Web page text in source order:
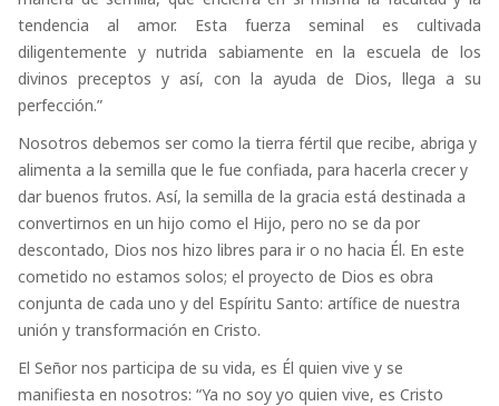
tendencia al amor. Esta fuerza seminal es cultivada
diligentemente y nutrida sabiamente en la escuela de los
divinos preceptos y así, con la ayuda de Dios, llega a su
perfección.”
Nosotros debemos ser como la tierra fértil que recibe, abriga y
alimenta a la semilla que le fue confiada, para hacerla crecer y
dar buenos frutos. Así, la semilla de la gracia está destinada a
convertirnos en un hijo como el Hijo, pero no se da por
descontado, Dios nos hizo libres para ir o no hacia Él. En este
cometido no estamos solos; el proyecto de Dios es obra
conjunta de cada uno y del Espíritu Santo: artífice de nuestra
unión y transformación en Cristo.
El Señor nos participa de su vida, es Él quien vive y se
manifiesta en nosotros: “Ya no soy yo quien vive, es Cristo